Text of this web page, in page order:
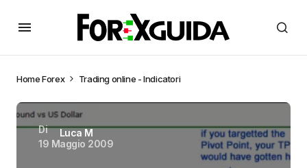
HomeForex Trading online - Indicatori
Di
Luca M
19 Maggio 2009